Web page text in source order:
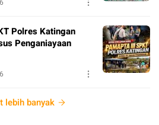
Polres Katingan
Penganiayaan
lebih banyak